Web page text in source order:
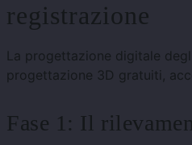
registrazione
La progettazione digitale
progettazione 3D gratuiti,
Fase 1: Il